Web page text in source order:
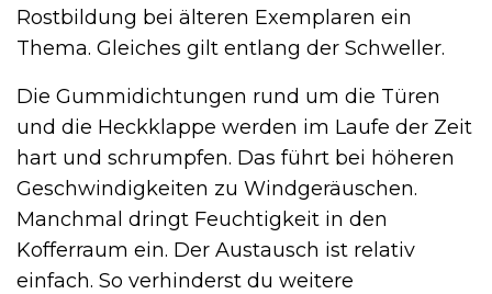
Rostbildung bei älteren Exemplaren ein
Thema. Gleiches gilt entlang der Schweller.
Die Gummidichtungen rund um die Türen
und die Heckklappe werden im Laufe der Zeit
hart und schrumpfen. Das führt bei höheren
Geschwindigkeiten zu Windgeräuschen.
Manchmal dringt Feuchtigkeit in den
Kofferraum ein. Der Austausch ist relativ
einfach. So verhinderst du weitere